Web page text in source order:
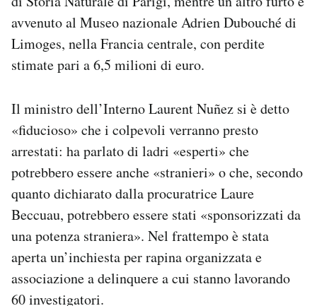
avvenuto al Museo nazionale Adrien Dubouché di
Limoges, nella Francia centrale, con perdite
stimate pari a 6,5 milioni di euro.
Il ministro dell’Interno Laurent Nuñez si è detto
«fiducioso» che i colpevoli verranno presto
arrestati: ha parlato di ladri «esperti» che
potrebbero essere anche «stranieri» o che, secondo
quanto dichiarato dalla procuratrice Laure
Beccuau, potrebbero essere stati «sponsorizzati da
una potenza straniera». Nel frattempo è stata
aperta un’inchiesta per rapina organizzata e
associazione a delinquere a cui stanno lavorando
60 investigatori.